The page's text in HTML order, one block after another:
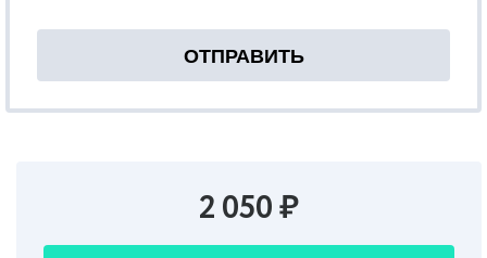
2 050 ₽